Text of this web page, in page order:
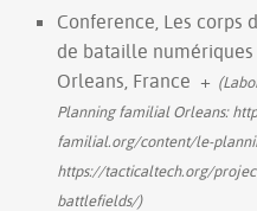
Conference, Les corps
de bataille numériques
Orleans, France +
Planning familial Orleans:
familial.org/content/le-
https://tacticaltech.org/
battlefields/)